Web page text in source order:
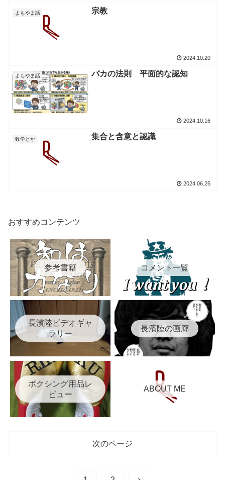
よもやま話 宗教
2024.10.20
よもやま話 バカの法則 平面的な認知
2024.10.16
数学とか 集合と含意と認識
2024.06.25
おすすめコンテンツ
参考書籍 コメント一覧
長濱陸ビデオギャ
ラリー
長濱陸の画廊
ボクシング用品レ
ビュー
ABOUT ME
次のページ